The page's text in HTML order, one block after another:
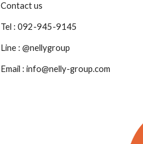
Contact us
Tel : 092-945-9145
Line : @nellygroup
Email : info@nelly-group.com